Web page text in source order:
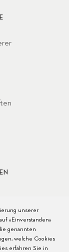
unserer
«Einverstanden»
genannten
welche Cookies
erfahren Sie in